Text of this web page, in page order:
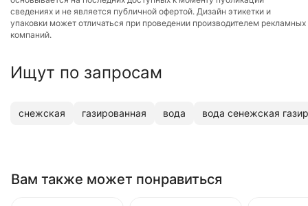
сведениях и не является публичной офертой. Дизайн этикетки и
упаковки может отличаться при проведении производителем рекламных
компаний.
Ищут по запросам
снежская газированная вода вода сенежская
Вам также может понравиться